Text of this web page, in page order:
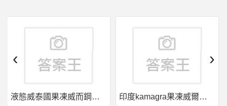
鋼琴- 請問影片中所使用的琴
棒
球- 高孝儀打第一棒是為什麼? 高孝儀打第一棒是為什麼?
液態威泰國果凍威而鋼哪裡買 印度kamagra果凍威爾剛用於治療男性勃起功能障礙
‹ ›